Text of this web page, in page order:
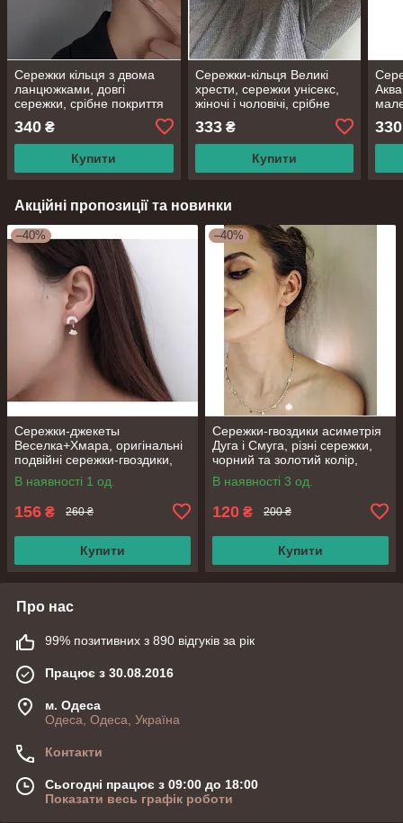
Сережки кільця з двома
ланцюжками, довгі
сережки, срібне покриття
340 ₴
Купити
Сережки-кільця Великі
хрести, сережки унісекс,
жіночі і чоловічі, срібне
чорнінням
333₴
Купити
330
Акційні пропозиції та новинки
–40%
Сережки-джекеты
Веселка+Хмара, оригінальні
подвійні сережки-гвоздики,
срібне покриття 925 проби,
20*10 мм
В наявності 1 од.
156 ₴ 260 ₴
Купити
–40%
Сережки-гвоздики асиметрія
Дуга і Смуга, різні сережки,
чорний та золотий колір,
срібне покриття 925 проби
В наявності 3 од.
120 ₴ 200 ₴
Купити
Про нас
99% позитивних з 890 відгуків за рік
Працює з 30.08.2016
м. Одеса
Одеса, Одеса, Україна
Контакти
Сьогодні працює з 09:00 до 18:00
Показати весь графік роботи